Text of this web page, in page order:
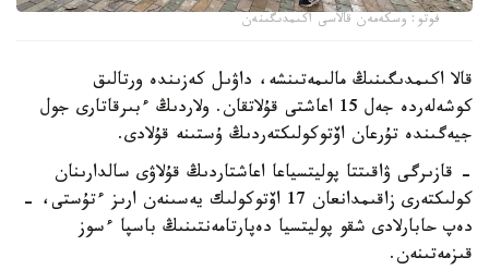
فوتو: وسكەمەن قالاسى اكىمدىگىنەن
قالا اكىمدىگىنىڭ مالىمەتىنشە، داۋىل كەزىندە ورتالىق
كوشەلەردە جەل 15 اعاشتى قۇلاتقان. ولاردىڭ ءبىرقاتارى جول
جيەگىندە تۇرعان اۆتوكولىكتەردىڭ ۇستىنە قۇلادى.
- قازىرگى ۋاقىتتا پوليتسياعا اعاشتاردىڭ قۇلاۋى سالدارىنان
كولىكتەرى زاقىمدانعان 17 اۆتوكولىك يەسىنەن ارىز ءتۇستى، -
دەپ حابارلادى شقو پوليتسيا دەپارتامەنتىنىڭ باسپا ءسوز
قىزمەتىنەن.